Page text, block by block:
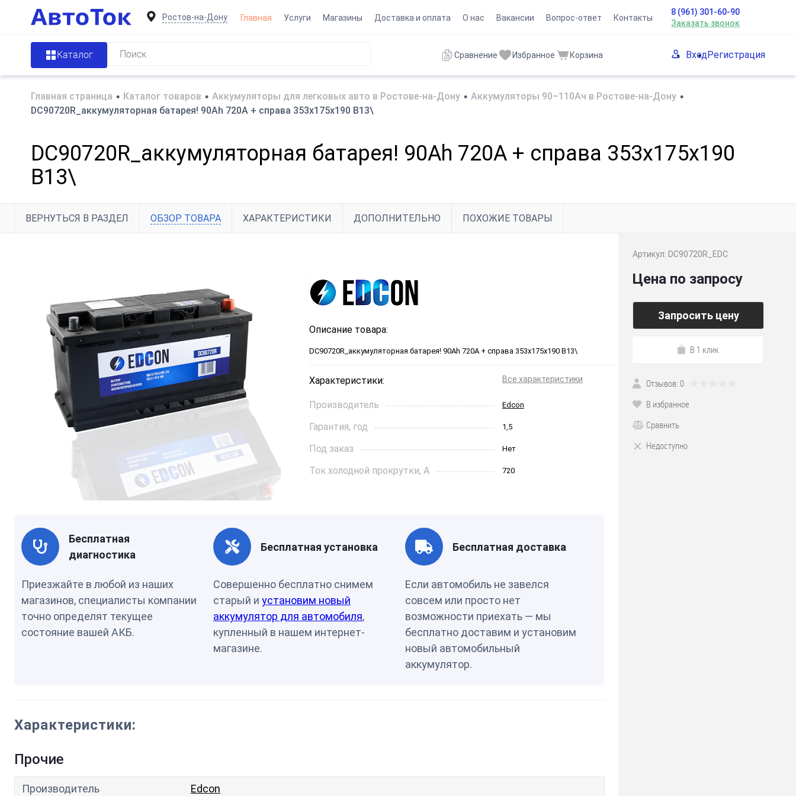
Ростов-на-Дону Главная Услуги Магазины Доставка и оплата О нас Вакансии Вопрос-ответ Контакты
8 (961) 301-60-90
Заказать звонок
Каталог Сравнение Избранное Корзина ВходРегистрация
Главная страница • Каталог товаров • Аккумуляторы для легковых авто в Ростове-на-Дону • Аккумуляторы 90–110Ач в Ростове-на-Дону •
DC90720R_аккумуляторная батарея! 90Ah 720A + справа 353х175х190 B13\
DC90720R_аккумуляторная батарея! 90Ah 720A + справа 353х175х190
B13\
ВЕРНУТЬСЯ В РАЗДЕЛ ОБЗОР ТОВАРА ХАРАКТЕРИСТИКИ ДОПОЛНИТЕЛЬНО ПОХОЖИЕ ТОВАРЫ
Описание товара:
DC90720R_аккумуляторная батарея! 90Ah 720A + справа 353х175х190 B13\
Характеристики: Все характеристики
Производитель Edcon
Гарантия, год 1,5
Под заказ Нет
Ток холодной прокрутки, A 720
Бесплатная
диагностика
Приезжайте в любой из наших
магазинов, специалисты компании
точно определят текущее
состояние вашей АКБ.
Бесплатная установка
Совершенно бесплатно снимем
старый и установим новый
аккумулятор для автомобиля,
купленный в нашем интернет-
магазине.
Бесплатная доставка
Если автомобиль не завелся
совсем или просто нет
возможности приехать — мы
бесплатно доставим и установим
новый автомобильный
аккумулятор.
Характеристики:
Прочие
Производитель Edcon
Артикул: DC90720R_EDC
Цена по запросу
Запросить цену
В 1 клик
Отзывов: 0
В избранное
Сравнить
Недоступно